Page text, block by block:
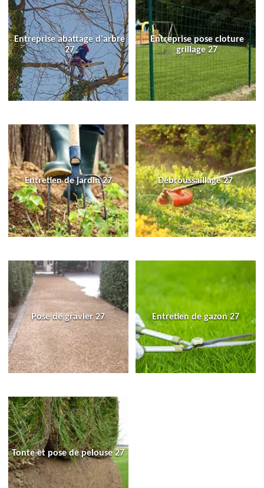
Entreprise abattage d'arbre
27
Entreprise pose cloture
grillage 27
Entretien de jardin 27 Débroussaillage 27
Pose de gravier 27 Entretien de gazon 27
Tonte et pose de pelouse 27